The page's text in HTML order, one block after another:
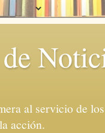
al servicio de
acción.